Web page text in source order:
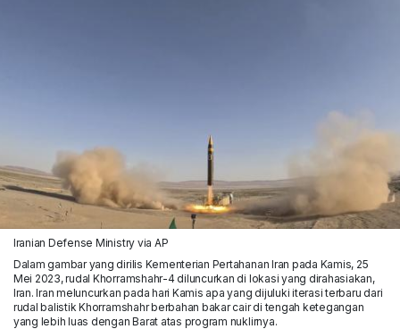
Iranian Defense Ministry via AP
Dalam gambar yang dirilis Kementerian Pertahanan Iran pada Kamis, 25
Mei 2023, rudal Khorramshahr-4 diluncurkan di lokasi yang dirahasiakan,
Iran. Iran meluncurkan pada hari Kamis apa yang dijuluki iterasi terbaru dari
rudal balistik Khorramshahr berbahan bakar cair di tengah ketegangan
yang lebih luas dengan Barat atas program nuklirnya.